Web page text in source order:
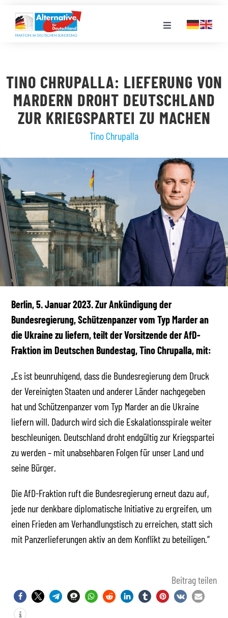
Inhalt
springen
Toggle
LANDESGRUPPEN
VERANSTALTUNGEN
PRESSE
STELLENPORTAL
MEDIATHEK
TINO CHRUPALLA: LIEFERUNG VON
MARDERN DROHT DEUTSCHLAND
ZUR KRIEGSPARTEI ZU MACHEN
Tino Chrupalla
Berlin, 5. Januar 2023. Zur Ankündigung der
Bundesregierung, Schützenpanzer vom Typ Marder an
die Ukraine zu liefern, teilt der Vorsitzende der AfD-
Fraktion im Deutschen Bundestag, Tino Chrupalla, mit:
„Es ist beunruhigend, dass die Bundesregierung dem Druck
der Vereinigten Staaten und anderer Länder nachgegeben
hat und Schützenpanzer vom Typ Marder an die Ukraine
liefern will. Dadurch wird sich die Eskalationsspirale weiter
beschleunigen. Deutschland droht endgültig zur Kriegspartei
zu werden – mit unabsehbaren Folgen für unser Land und
seine Bürger.
Die AfD-Fraktion ruft die Bundesregierung erneut dazu auf,
jede nur denkbare diplomatische Initiative zu ergreifen, um
einen Frieden am Verhandlungstisch zu erreichen, statt sich
mit Panzerlieferungen aktiv an dem Konflikt zu beteiligen.“
Beitrag teilen